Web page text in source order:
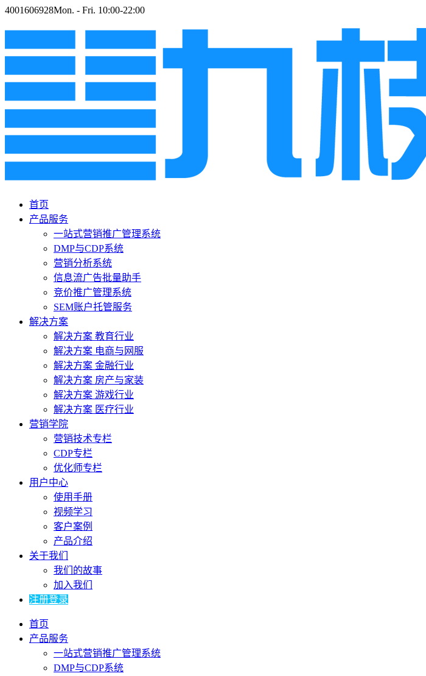
4001606928Mon. - Fri. 10:00-22:00
首页
产品服务
一站式营销推广管理系统
DMP与CDP系统
营销分析系统
信息流广告批量助手
竞价推广管理系统
SEM账户托管服务
解决方案
解决方案 教育行业
解决方案 电商与网服
解决方案 金融行业
解决方案 房产与家装
解决方案 游戏行业
解决方案 医疗行业
营销学院
营销技术专栏
CDP专栏
优化师专栏
用户中心
使用手册
视频学习
客户案例
产品介绍
关于我们
我们的故事
加入我们
注册登录
首页
产品服务
一站式营销推广管理系统
DMP与CDP系统